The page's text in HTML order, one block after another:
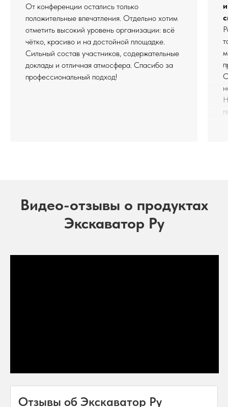
От конференции остались только
положительные впечатления. Отдельно хотим
отметить высокий уровень организации: всё
чётко, красиво и на достойной площадке.
Сильный состав участников, содержательные
доклады и отличная атмосфера. Спасибо за
профессиональный подход!
Видео-отзывы о продуктах
Экскаватор Ру
Отзывы об Экскаватор Ру